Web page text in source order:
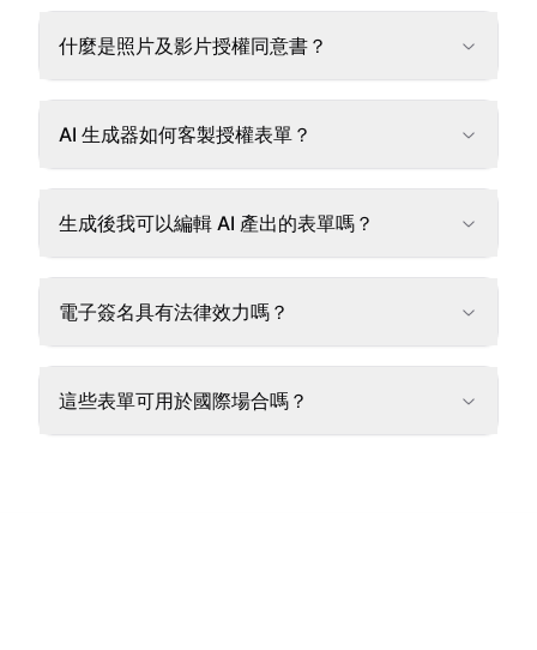
什麼是照片及影片授權同意書？
AI 生成器如何客製授權表單？
生成後我可以編輯 AI 產出的表單嗎？
電子簽名具有法律效力嗎？
這些表單可用於國際場合嗎？